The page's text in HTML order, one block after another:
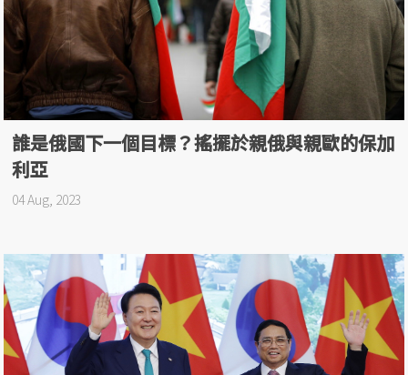
誰是俄國下一個目標？搖擺於親俄與親歐的保加
利亞
04 Aug, 2023